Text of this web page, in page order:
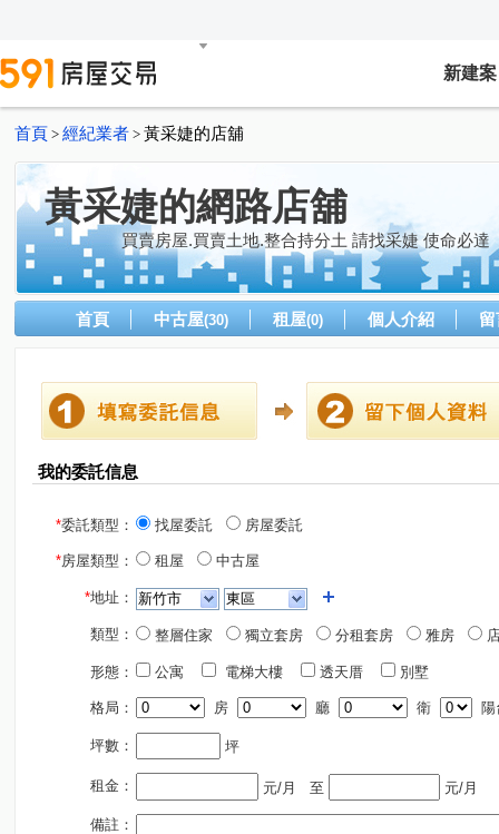
新建案
首頁 > 經紀業者 > 黃采婕的店舖
黃采婕的網路店舖
買賣房屋.買賣土地.整合持分土 請找采婕 使命必達
首頁 中古屋(30) 租屋(0) 個人介紹
我的委託信息
*委託類型： 找屋委託 房屋委託
*房屋類型： 租屋 中古屋
*地址：
類型： 整層住家 獨立套房 分租套房 雅房
形態： 公寓 電梯大樓 透天厝 別墅
格局： 房 廳 衛 陽
坪數： 坪
租金： 元/月 至 元/月
備註：